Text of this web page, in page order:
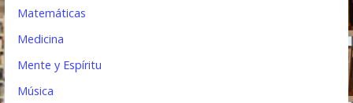
Matemáticas
Medicina
Mente y Espíritu
Música